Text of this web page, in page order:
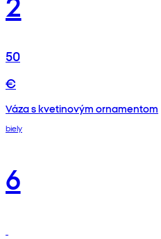
50
€
Váza s kvetinovým ornamentom
biely
6